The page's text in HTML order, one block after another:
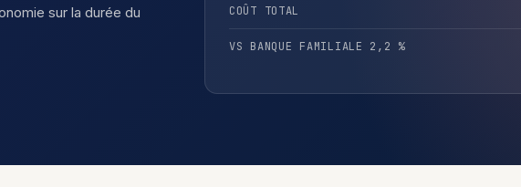
sur la durée du
COÛT TOTAL
VS BANQUE FAMILIALE 2,2 %